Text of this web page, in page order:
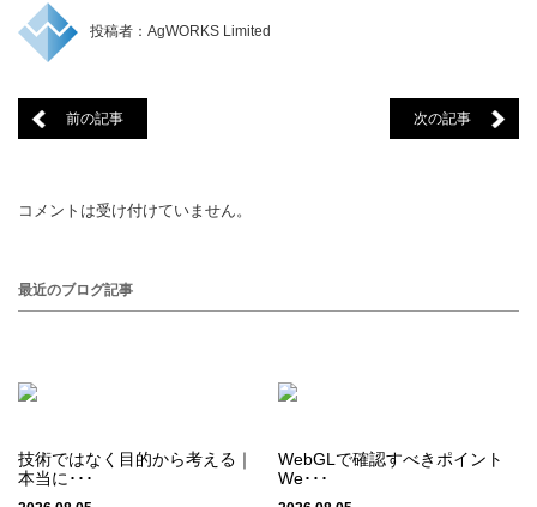
投稿者：AgWORKS Limited
前の記事 次の記事
コメントは受け付けていません。
最近のブログ記事
技術ではなく目的から考える｜
本当に･･･
WebGLで確認すべきポイント
We･･･